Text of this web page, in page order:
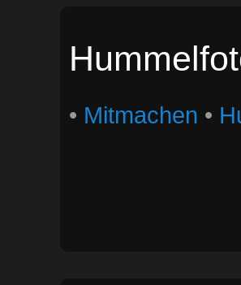
• Mitmachen •